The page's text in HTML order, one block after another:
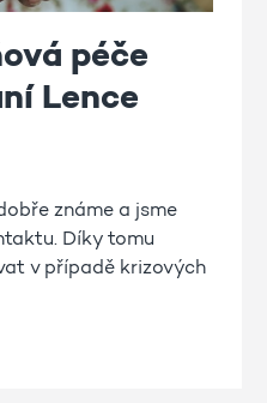
péče
Lence
známe a jsme
Díky tomu
v případě krizových